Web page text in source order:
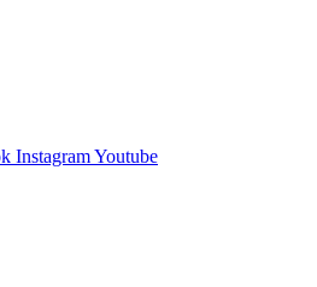
InstagramYoutube